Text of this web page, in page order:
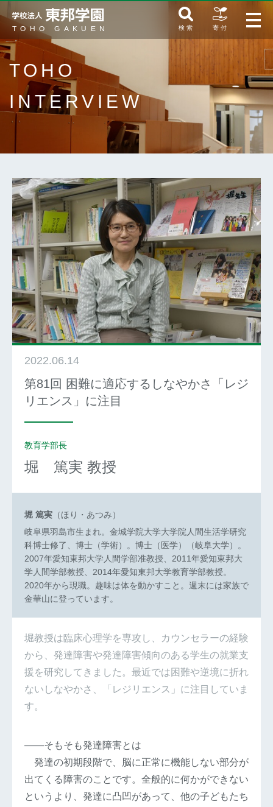
検 索 寄 付
TOHO
INTERVIEW
2022.06.14
第81回 困難に適応するしなやかさ「レジ
リエンス」に注目
教育学部長
堀 篤実 教授
堀 篤実 （ほり・あつみ）
岐阜県羽島市生まれ。金城学院大学大学院人間生活学研究
科博士修了、博士（学術）。博士（医学）（岐阜大学）。
2007年愛知東邦大学人間学部准教授、2011年愛知東邦大
学人間学部教授、2014年愛知東邦大学教育学部教授。
2020年から現職。趣味は体を動かすこと。週末には家族で
金華山に登っています。
堀教授は臨床心理学を専攻し、カウンセラーの経験
から、発達障害や発達障害傾向のある学生の就業支
援を研究してきました。最近では困難や逆境に折れ
ないしなやかさ、「レジリエンス」に注目していま
す。
――そもそも発達障害とは
発達の初期段階で、脳に正常に機能しない部分が
出てくる障害のことです。全般的に何かができない
というより、発達に凸凹があって、他の子どもたち